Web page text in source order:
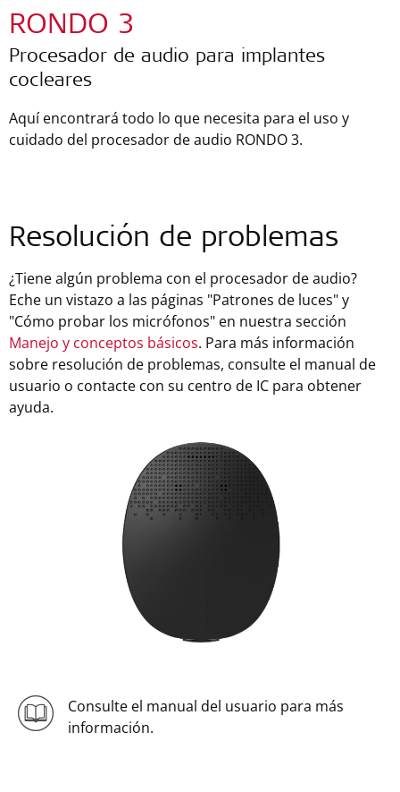
RONDO 3
Procesador de audio para implantes
cocleares
Aquí encontrará todo lo que necesita para el uso y
cuidado del procesador de audio RONDO 3.
Resolución de problemas
¿Tiene algún problema con el procesador de audio?
Eche un vistazo a las páginas "Patrones de luces" y
"Cómo probar los micrófonos" en nuestra sección
Manejo y conceptos básicos. Para más información
sobre resolución de problemas, consulte el manual de
usuario o contacte con su centro de IC para obtener
ayuda.
Consulte el manual del usuario para más
información.